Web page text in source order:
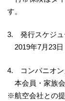
す。
3. 発行スケジュ
2019年7月23日
4. コンパニオン
本会員・家族
※航空会社との